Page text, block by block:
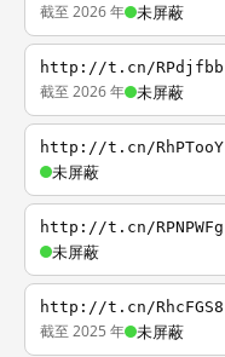
截至 2026 年 未屏蔽
http://t.cn/RPdjfbb
截至 2026 年 未屏蔽
http://t.cn/RhPTooY
未屏蔽
http://t.cn/RPNPWFg
未屏蔽
http://t.cn/RhcFGS8
截至 2025 年 未屏蔽